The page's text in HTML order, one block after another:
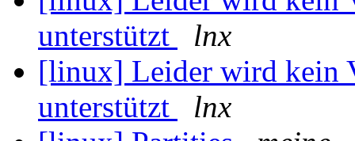
unterstützt
lnx
[linux] Leider wird kein
unterstützt
lnx